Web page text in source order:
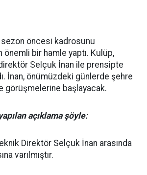
öncesi kadrosunu
bir hamle yaptı. Kulüp,
Selçuk İnan ile prensipte
İnan, önümüzdeki günlerde şehre
görüşmelerine başlayacak.
açıklama şöyle:
Direktör Selçuk İnan arasında
varılmıştır.